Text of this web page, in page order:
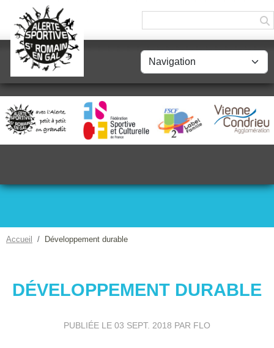
Accueil Développement durable
DÉVELOPPEMENT DURABLE
PUBLIÉE LE 03 SEPT. 2018 PAR FLO
Panneau de gestion des cookies